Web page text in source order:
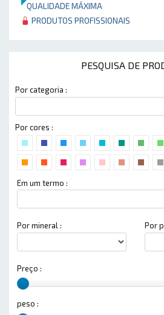
QUALIDADE MÁXIMA
PRODUTOS PROFISSIONAIS
PESQUISA DE
Por categoria :
Por cores :
Em um termo :
Por mineral : Por
Preço :
peso :